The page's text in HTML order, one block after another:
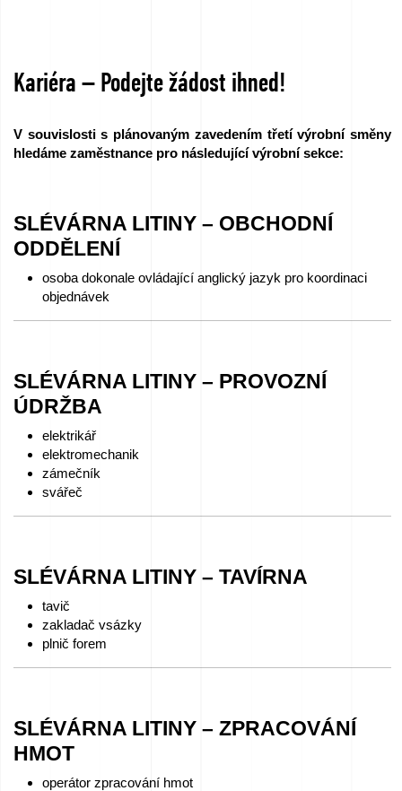
Kariéra – Podejte žádost ihned!
V souvislosti s plánovaným zavedením třetí výrobní směny
hledáme zaměstnance pro následující výrobní sekce:
SLÉVÁRNA LITINY – OBCHODNÍ
ODDĚLENÍ
osoba dokonale ovládající anglický jazyk pro koordinaci
objednávek
SLÉVÁRNA LITINY – PROVOZNÍ
ÚDRŽBA
elektrikář
elektromechanik
zámečník
svářeč
SLÉVÁRNA LITINY – TAVÍRNA
tavič
zakladač vsázky
plnič forem
SLÉVÁRNA LITINY – ZPRACOVÁNÍ
HMOT
operátor zpracování hmot